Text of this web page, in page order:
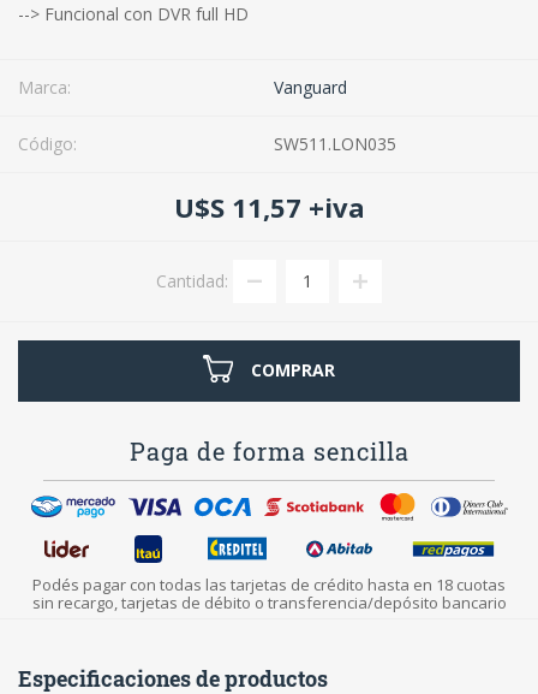
--> Funcional con DVR full HD
Marca: Vanguard
Código: SW511.LON035
U$S 11,57 +iva
Cantidad:
COMPRAR
Paga de forma sencilla
Podés pagar con todas las tarjetas de crédito hasta en 18 cuotas
sin recargo, tarjetas de débito o transferencia/depósito bancario
Especificaciones de productos